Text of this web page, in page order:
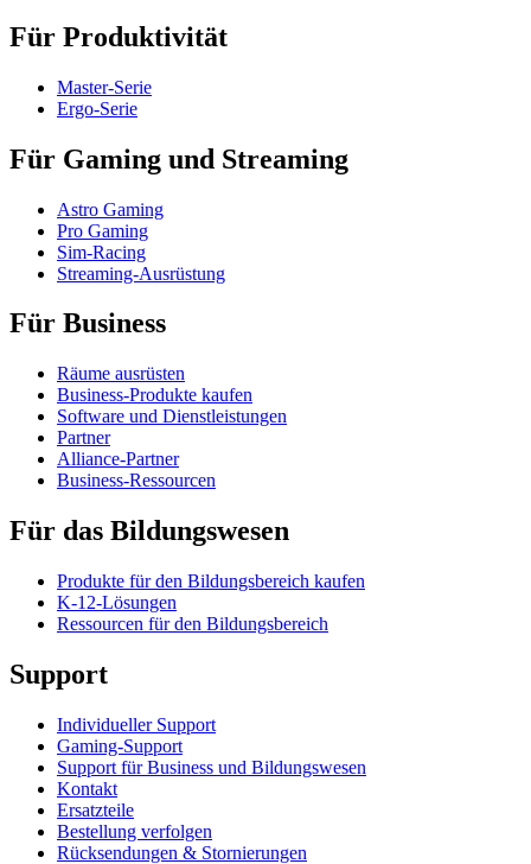
Für Produktivität
Master-Serie
Ergo-Serie
Für Gaming und Streaming
Astro Gaming
Pro Gaming
Sim-Racing
Streaming-Ausrüstung
Für Business
Räume ausrüsten
Business-Produkte kaufen
Software und Dienstleistungen
Partner
Alliance-Partner
Business-Ressourcen
Für das Bildungswesen
Produkte für den Bildungsbereich kaufen
K-12-Lösungen
Ressourcen für den Bildungsbereich
Support
Individueller Support
Gaming-Support
Support für Business und Bildungswesen
Kontakt
Ersatzteile
Bestellung verfolgen
Rücksendungen & Stornierungen